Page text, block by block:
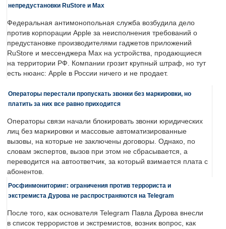
непредустановки RuStore и Max
Федеральная антимонопольная служба возбудила дело
против корпорации Apple за неисполнения требований о
предустановке производителями гаджетов приложений
RuStore и мессенджера Max на устройства, продающиеся
на территории РФ. Компании грозит крупный штраф, но тут
есть нюанс: Apple в России ничего и не продает.
Операторы перестали пропускать звонки без маркировки, но
платить за них все равно приходится
Операторы связи начали блокировать звонки юридических
лиц без маркировки и массовые автоматизированные
вызовы, на которые не заключены договоры. Однако, по
словам экспертов, вызов при этом не сбрасывается, а
переводится на автоответчик, за который взимается плата с
абонентов.
Росфинмониторинг: ограничения против террориста и
экстремиста Дурова не распространяются на Telegram
После того, как основателя Telegram Павла Дурова внесли
в список террористов и экстремистов, возник вопрос, как